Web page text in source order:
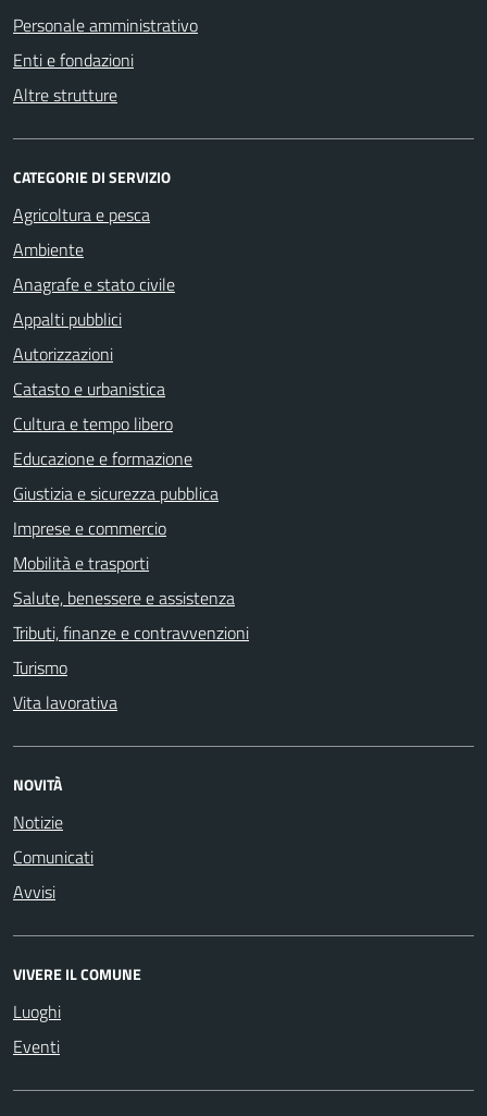
Personale amministrativo
Enti e fondazioni
Altre strutture
CATEGORIE DI SERVIZIO
Agricoltura e pesca
Ambiente
Anagrafe e stato civile
Appalti pubblici
Autorizzazioni
Catasto e urbanistica
Cultura e tempo libero
Educazione e formazione
Giustizia e sicurezza pubblica
Imprese e commercio
Mobilità e trasporti
Salute, benessere e assistenza
Tributi, finanze e contravvenzioni
Turismo
Vita lavorativa
NOVITÀ
Notizie
Comunicati
Avvisi
VIVERE IL COMUNE
Luoghi
Eventi